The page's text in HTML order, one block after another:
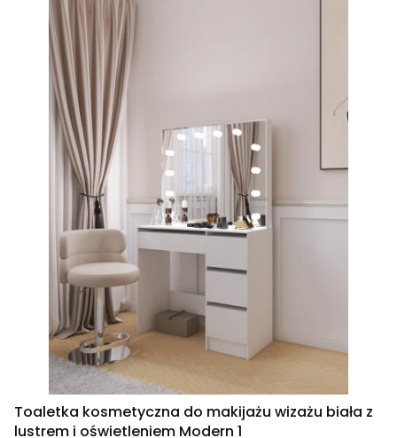
Toaletka kosmetyczna do makijażu wizażu biała z
lustrem i oświetleniem Modern 1